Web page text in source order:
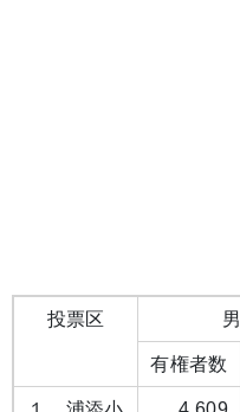
投票区 男
有権者数